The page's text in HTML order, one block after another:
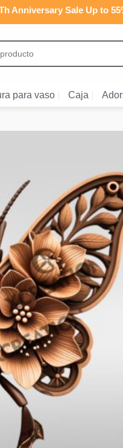
Anniversary Sale Up to
para vaso Caja